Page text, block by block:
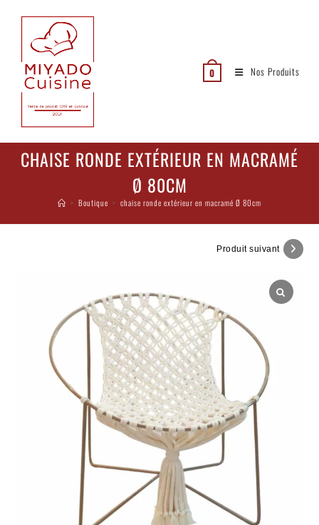
0 Nos Produits
CHAISE RONDE EXTÉRIEUR EN MACRAMÉ
Ø 80CM
> Boutique > chaise ronde extérieur en macramé Ø 80cm
Produit suivant